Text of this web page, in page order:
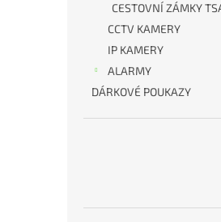
CESTOVNÍ ZÁMKY
CCTV KAMERY
IP KAMERY
ALARMY
DÁRKOVÉ POUKAZY